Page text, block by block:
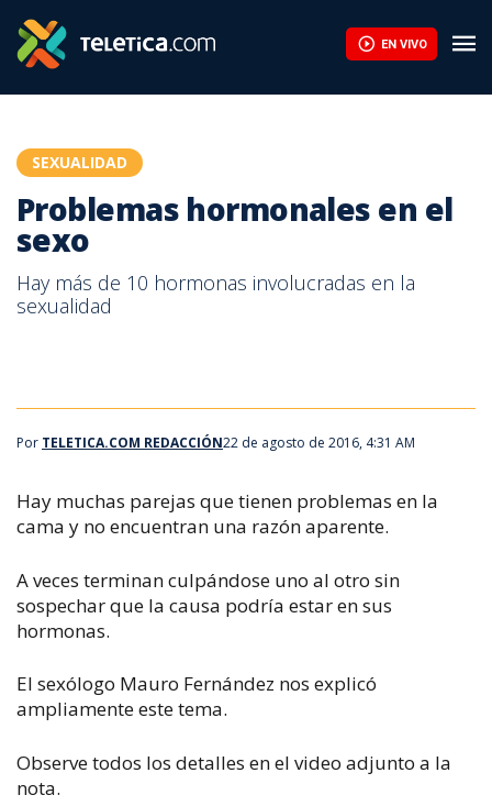
EN VIVO
SEXUALIDAD
Problemas hormonales en el
sexo
Hay más de 10 hormonas involucradas en la
sexualidad
Por TELETICA.COM REDACCIÓN22 de agosto de 2016, 4:31 AM
Hay muchas parejas que tienen problemas en la
cama y no encuentran una razón aparente.
A veces terminan culpándose uno al otro sin
sospechar que la causa podría estar en sus
hormonas.
El sexólogo Mauro Fernández nos explicó
ampliamente este tema.
Observe todos los detalles en el video adjunto a la
nota.